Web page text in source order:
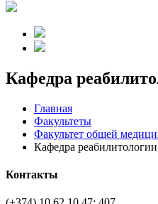
Кафедра
Главная
Факультеты
Факультет общей
Кафедра
Контакты